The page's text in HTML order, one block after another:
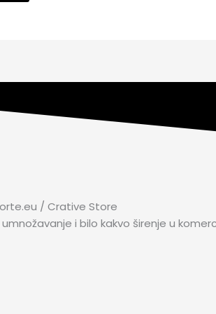
/ Crative Store
i bilo kakvo širenje u